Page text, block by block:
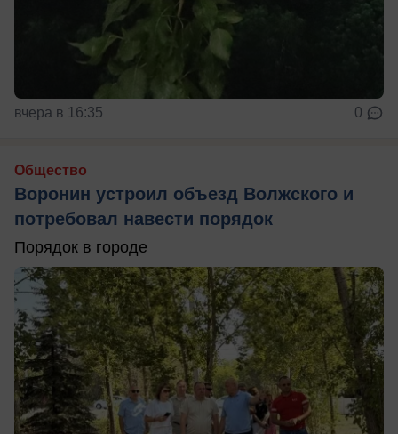
вчера в 16:35 0
Общество
Воронин устроил объезд Волжского и
потребовал навести порядок
Порядок в городе